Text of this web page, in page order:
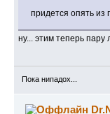
придется опять из
ну... этим теперь пару
Пока нипадох...